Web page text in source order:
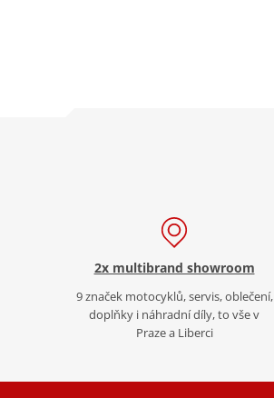
2x multibrand showroom
9 značek motocyklů, servis, oblečení,
doplňky i náhradní díly, to vše v
Praze a Liberci